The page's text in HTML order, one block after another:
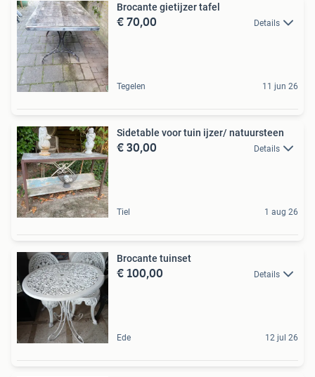
Brocante gietijzer tafel
€ 70,00 Details
Tegelen 11 jun 26
Sidetable voor tuin ijzer/ natuursteen
€ 30,00 Details
Tiel 1 aug 26
Brocante tuinset
€ 100,00 Details
Ede 12 jul 26